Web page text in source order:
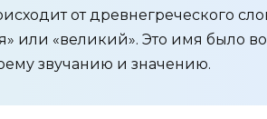
от древнегреческого
или «великий». Это имя было
звучанию и значению.